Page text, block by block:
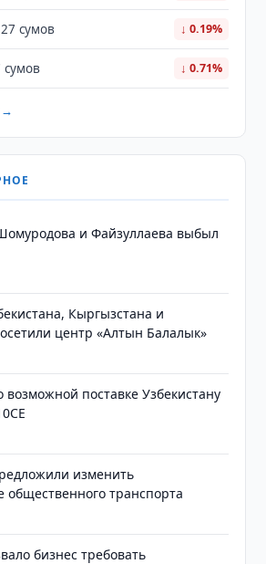
сумов ↓ 0.19%
сумов ↓ 0.71%
→
и Файзуллаева выбыл
Кыргызстана и
центр «Алтын Балалык»
поставке Узбекистану
изменить
транспорта
бизнес требовать